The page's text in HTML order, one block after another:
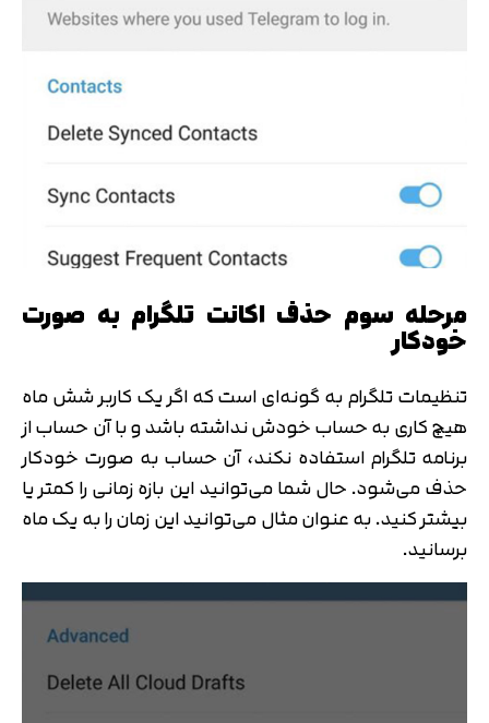
مرحله سوم حذف اکانت تلگرام به صورت
خودکار
تنظیمات تلگرام به گونه‌ای است که اگر یک کاربر شش ماه
هیچ کاری به حساب خودش نداشته باشد و با آن حساب از
برنامه تلگرام استفاده نکند، آن حساب به صورت خودکار
حذف می‌شود. حال شما می‌توانید این بازه زمانی را کمتر یا
بیشتر کنید. به عنوان مثال می‌توانید این زمان را به یک ماه
برسانید.